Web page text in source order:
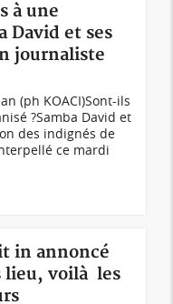
à une
David et ses
journaliste
(ph KOACI)Sont-ils
?Samba David et
des indignés de
ce mardi
in annoncé
lieu, voilà les